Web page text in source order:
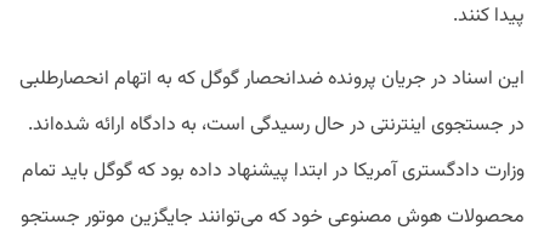
پیدا کنند.
این اسناد در جریان پرونده ضدانحصار گوگل که به اتهام انحصارطلبی
در جستجوی اینترنتی در حال رسیدگی است، به دادگاه ارائه شده‌اند.
وزارت دادگستری آمریکا در ابتدا پیشنهاد داده بود که گوگل باید تمام
محصولات هوش مصنوعی خود که می‌توانند جایگزین موتور جستجو